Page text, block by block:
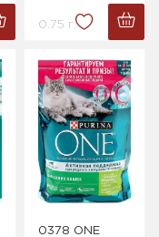
0.75 г.
0378 ONE